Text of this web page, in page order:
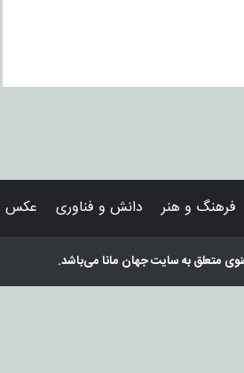
فرهنگ و هنر دانش و فناوری عکس
متعلق به سایتجهان مانامی‌باشد.